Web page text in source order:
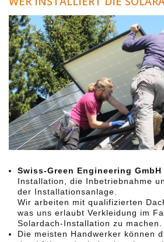
Swiss-Green Engineering GmbH
Installation, die Inbetriebnahme
der Installationsanlage.
Wir arbeiten mit qualifizierten
was uns erlaubt Verkleidung im
Solardach-Installation zu machen.
Die meisten Handwerker können